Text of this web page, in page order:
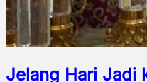
Jelang Hari Jadi